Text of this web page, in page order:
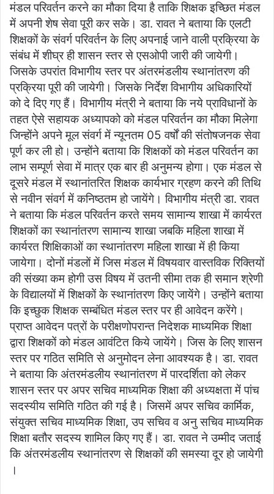
मंडल परिवर्तन करने का मौका दिया है ताकि शिक्षक इच्छित मंडल
में अपनी शेष सेवा पूरी कर सके। डा. रावत ने बताया कि एलटी
शिक्षकों के संवर्ग परिवर्तन के लिए अपनाई जाने वाली प्रक्रिया के
संबंध में शीघ्र ही शासन स्तर से एसओपी जारी की जायेगी।
जिसके उपरांत विभागीय स्तर पर अंतरमंडलीय स्थानांतरण की
प्रक्रिया पूरी की जायेगी। जिसके निर्देश विभागीय अधिकारियों
को दे दिए गए हैं। विभागीय मंत्री ने बताया कि नये प्राविधानों के
तहत ऐसे सहायक अध्यापको को मंडल परिवर्तन का मौका मिलेगा
जिन्होंने अपने मूल संवर्ग में न्यूनतम 05 वर्षों की संतोषजनक सेवा
पूर्ण कर ली हो। उन्होंने बताया कि शिक्षकों को मंडल परिवर्तन का
लाभ सम्पूर्ण सेवा में मात्र एक बार ही अनुमन्य होगा। एक मंडल से
दूसरे मंडल में स्थानांतरित शिक्षक कार्यभार ग्रहण करने की तिथि
से नवीन संवर्ग में कनिष्ठतम हो जायेंगे। विभागीय मंत्री डा. रावत
ने बताया कि मंडल परिवर्तन करते समय सामान्य शाखा में कार्यरत
शिक्षकों का स्थानांतरण सामान्य शाखा जबकि महिला शाखा में
कार्यरत शिक्षिकाओं का स्थानांतरण महिला शाखा में ही किया
जायेगा। दोनों मंडलों में जिस मंडल में विषयवार वास्तविक रिक्तियों
की संख्या कम होगी उस विषय में उतनी सीमा तक ही समान श्रेणी
के विद्यालयों में शिक्षकों के स्थानांतरण किए जायेंगे। उन्होंने बताया
कि इच्छुक शिक्षक सम्बंधित मंडल स्तर पर ही आवेदन करेंगे।
प्राप्त आवेदन पत्रों के परीक्षणोपरान्त निदेशक माध्यमिक शिक्षा
द्वारा शिक्षकों को मंडल आवंटित किये जायेंगे। जिस के लिए शासन
स्तर पर गठित समिति से अनुमोदन लेना आवश्यक है। डा. रावत
ने बताया कि अंतरमंडलीय स्थानांतरण में पारदर्शिता को लेकर
शासन स्तर पर अपर सचिव माध्यमिक शिक्षा की अध्यक्षता में पांच
सदस्यीय समिति गठित की गई है। जिसमें अपर सचिव कार्मिक,
संयुक्त सचिव माध्यमिक शिक्षा, उप सचिव व अनु सचिव माध्यमिक
शिक्षा बतौर सदस्य शामिल किए गए हैं। डा. रावत ने उम्मीद जताई
कि अंतरमंडलीय स्थानांतरण से शिक्षकों की समस्या दूर हो जायेगी
।